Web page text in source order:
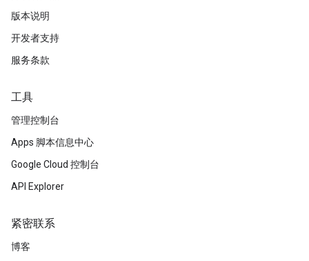
版本说明
开发者支持
服务条款
工具
管理控制台
Apps 脚本信息中心
Google Cloud 控制台
API Explorer
紧密联系
博客